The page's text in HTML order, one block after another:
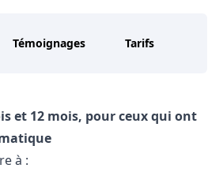
Témoignages Tarifs
et 12 mois, pour ceux qui ont
à :